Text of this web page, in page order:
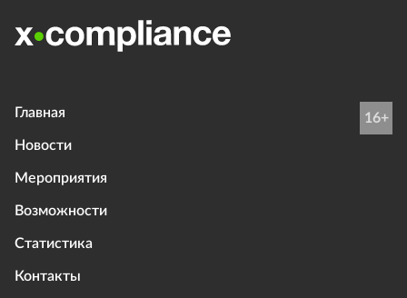
Главная
Новости
Мероприятия
Возможности
Статистика
Контакты
16+